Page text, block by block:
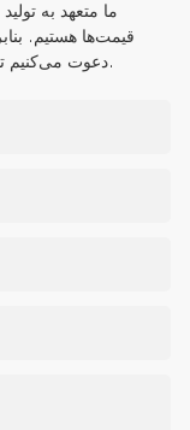
ما متعهد به
قیمت‌ها هستیم.
دعوت می‌کنیم تا برای اطلاعات بیشتر با ما تماس بگیرند.